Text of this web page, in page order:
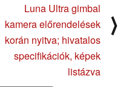
Luna Ultra gimbal
kamera előrendelések
korán nyitva; hivatalos
specifikációk, képek
listázva
⟩